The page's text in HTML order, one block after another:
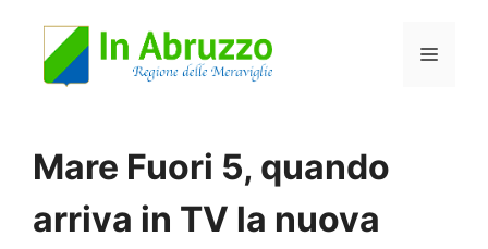
Menu
Mare Fuori 5, quando
arriva in TV la nuova